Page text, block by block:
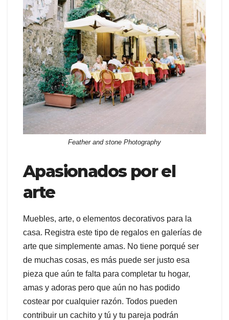
Feather and stone Photography
Apasionados por el
arte
Muebles, arte, o elementos decorativos para la
casa. Registra este tipo de regalos en galerías de
arte que simplemente amas. No tiene porqué ser
de muchas cosas, es más puede ser justo esa
pieza que aún te falta para completar tu hogar,
amas y adoras pero que aún no has podido
costear por cualquier razón. Todos pueden
contribuir un cachito y tú y tu pareja podrán